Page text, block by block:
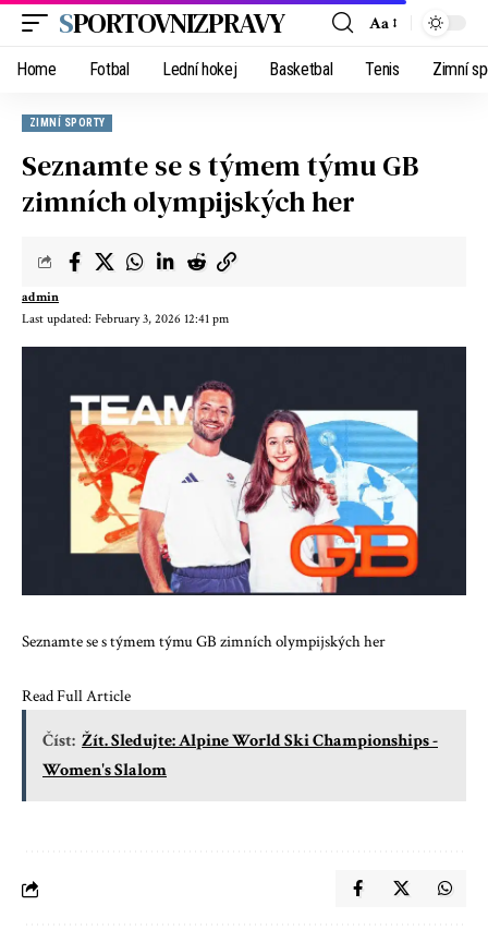
SPORTOVNIZPRAVY Aa
Home Fotbal Lední hokej Basketbal Tenis Zimní
ZIMNÍ SPORTY
Seznamte se s týmem týmu GB
zimních olympijských her
Last updated: February 3, 2026 12:41 pm
admin
Seznamte se s týmem týmu GB zimních olympijských her
Read Full Article
Číst: Žít. Sledujte: Alpine World Ski Championships -
Women's Slalom